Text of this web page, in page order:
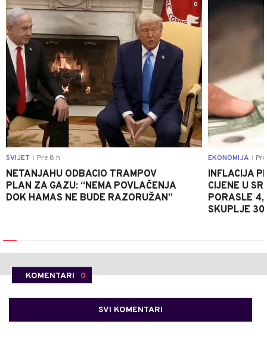
0
SVIJET Pre 8 h
NETANJAHU ODBACIO TRAMPOV
PLAN ZA GAZU: “NEMA POVLAČENJA
DOK HAMAS NE BUDE RAZORUŽAN”
EKONOMIJA
INFLACIJA
CIJENE U
PORASLE
SKUPLJE 30
KOMENTARI 0
SVI KOMENTARI